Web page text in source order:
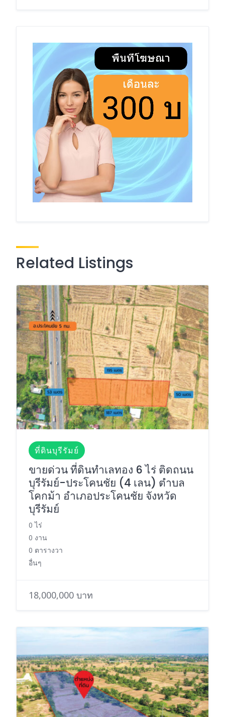
Related Listings
ที่ดินบุรีรัมย์
ขายด่วน ที่ดินทำเลทอง 6 ไร่ ติดถนน
บุรีรัมย์-ประโคนชัย (4 เลน) ตำบล
โคกม้า อำเภอประโคนชัย จังหวัด
บุรีรัมย์
0 ไร่
0 งาน
0 ตารางวา
อื่นๆ
18,000,000 บาท